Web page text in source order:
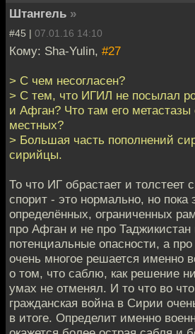
Штангель »
#45 | 07.01.16 14:10
Кому: Sha-Yulin, #27
> С чем несогласен?
> С тем, что ИГИЛ не посылал
и Афган? Что там его метастазы
местных?
> Большая часть пополнений
сирийцы.
То что ИГ обрастает и толстеет
спорит - это нормально, но пока
определённых, ограниченных
про Афган и не про Таджикистан
потенциальные опасности, а
очень многое решается именно
о том, что саблю, как решение
умах не отменял. И то что во
гражданская война в Сирии
в итоге. Определит именно